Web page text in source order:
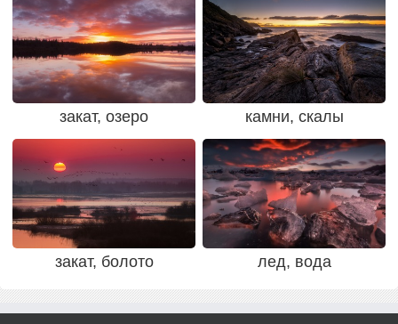
закат, озеро камни, скалы
закат, болото лед, вода